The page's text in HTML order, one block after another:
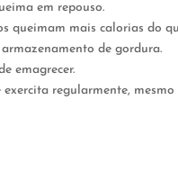
em repouso.
queimam mais calorias do
de gordura.
emagrecer.
regularmente,